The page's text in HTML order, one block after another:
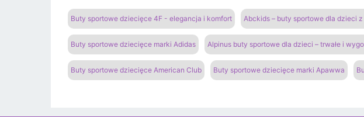
Buty sportowe dziecięce 4F - elegancja i komfort Abckids – buty sportowe dla dzieci
Buty sportowe dziecięce marki Adidas Alpinus buty sportowe dla dzieci – trwałe i
Buty sportowe dziecięce American Club Buty sportowe dziecięce marki Apawwa